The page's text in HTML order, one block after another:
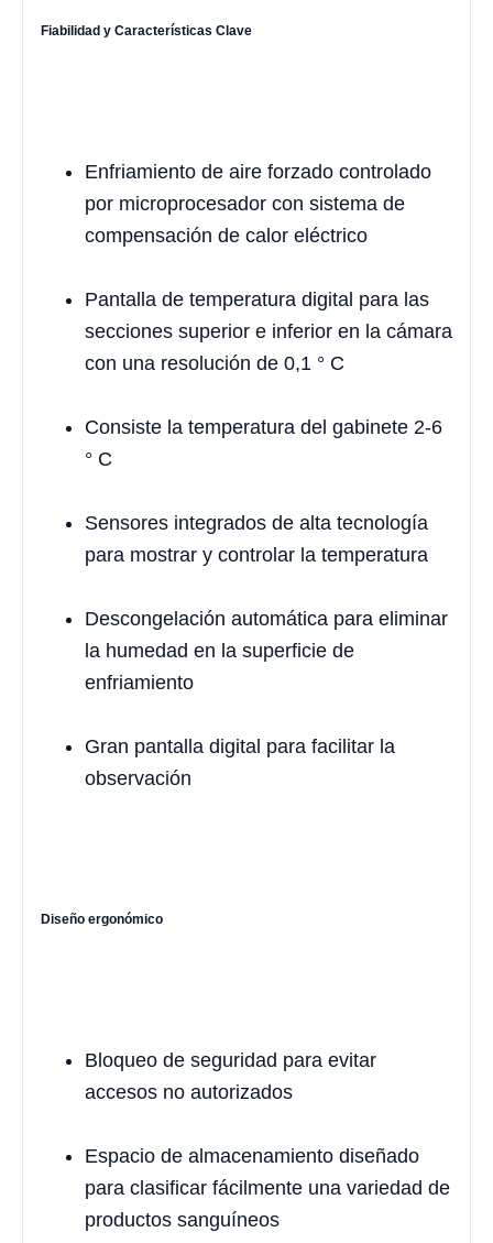
Fiabilidad y Características Clave
Enfriamiento de aire forzado controlado
por microprocesador con sistema de
compensación de calor eléctrico
Pantalla de temperatura digital para las
secciones superior e inferior en la cámara
con una resolución de 0,1 ° C
Consiste la temperatura del gabinete 2-6
° C
Sensores integrados de alta tecnología
para mostrar y controlar la temperatura
Descongelación automática para eliminar
la humedad en la superficie de
enfriamiento
Gran pantalla digital para facilitar la
observación
Diseño ergonómico
Bloqueo de seguridad para evitar
accesos no autorizados
Espacio de almacenamiento diseñado
para clasificar fácilmente una variedad de
productos sanguíneos